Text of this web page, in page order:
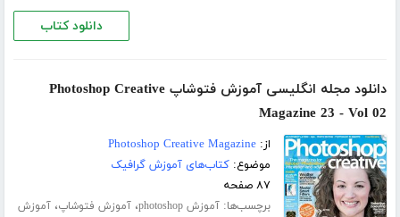
دانلود کتاب
دانلود مجله انگلیسی آموزش فتوشاپ Photoshop Creative
Magazine 23 - Vol 02
از:Photoshop Creative Magazine
موضوع:کتاب‌های آموزش گرافیک
۸۷ صفحه
برچسب‌ها:آموزش photoshop ،آموزش فتوشاپ،آموزش